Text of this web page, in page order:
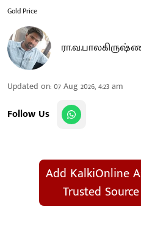
Gold Price
Updated on:07 Aug 2026, 4:23 am
Follow Us
Add KalkiOnline
Trusted Source